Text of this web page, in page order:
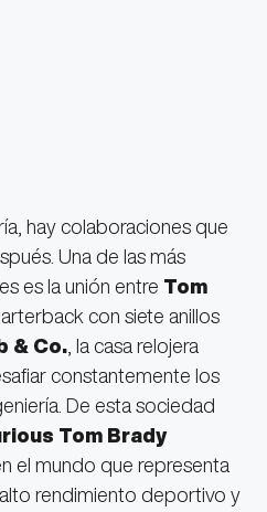
hay colaboraciones que
Una de las más
es la unión entre Tom
con siete anillos
& Co. , la casa relojera
constantemente los
De esta sociedad
Tom Brady
el mundo que representa
rendimiento deportivo y